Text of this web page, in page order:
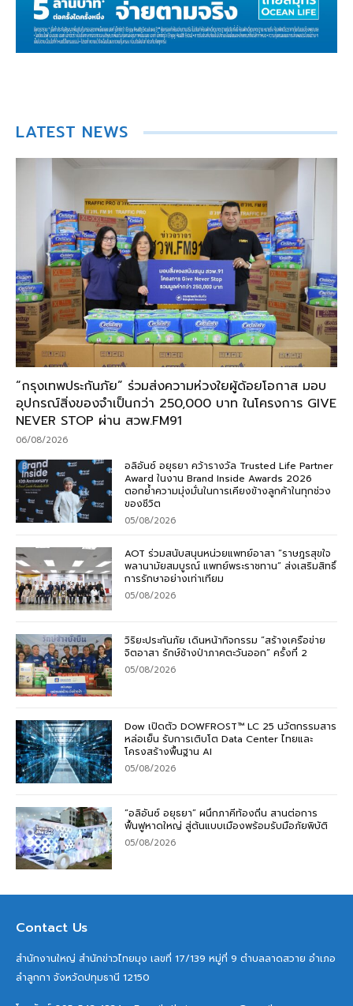
LATEST NEWS
“กรุงเทพประกันภัย” ร่วมส่งความห่วงใยผู้ด้อยโอกาส มอบ
อุปกรณ์สิ่งของจำเป็นกว่า 250,000 บาท ในโครงการ GIVE
NEVER STOP ผ่าน สวพ.FM91
06/08/2026
อลิอันซ์ อยุธยา คว้ารางวัล Trusted Life Partner
Award ในงาน Brand Inside Awards 2026
ตอกย้ำความมุ่งมั่นในการเคียงข้างลูกค้าในทุกช่วง
ของชีวิต
05/08/2026
AOT ร่วมสนับสนุนหน่วยแพทย์อาสา “ราษฎรสุขใจ
พลานามัยสมบูรณ์ แพทย์พระราชทาน” ส่งเสริมสิทธิ์
การรักษาอย่างเท่าเทียม
05/08/2026
วิริยะประกันภัย เดินหน้ากิจกรรม “สร้างเครือข่าย
จิตอาสา รักษ์ช้างป่าภาคตะวันออก” ครั้งที่ 2
05/08/2026
Dow เปิดตัว DOWFROST™ LC 25 นวัตกรรมสาร
หล่อเย็น รับการเติบโต Data Center ไทยและ
โครงสร้างพื้นฐาน AI
05/08/2026
“อลิอันซ์ อยุธยา” ผนึกภาคีท้องถิ่น สานต่อการ
ฟื้นฟูหาดใหญ่ สู่ต้นแบบเมืองพร้อมรับมือภัยพิบัติ
05/08/2026
Contact Us
สำนักงานใหญ่ สำนักข่าวไทยมุง เลขที่ 17/139 หมู่ที่ 9 ตำบลลาดสวาย อำเภอ
ลำลูกกา จังหวัดปทุมธานี 12150